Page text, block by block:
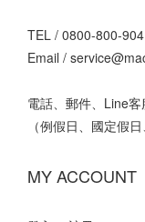
TEL / 0800-800-904
Email /
電話、郵件、Line
（例假日、國定假
MY ACCOUNT